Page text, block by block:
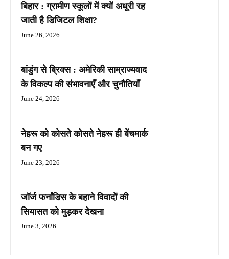
बिहार : ग्रामीण स्कूलों में क्यों अधूरी रह
जाती है डिजिटल शिक्षा?
June 26, 2026
बांडुंग से ब्रिक्स : अमेरिकी साम्राज्यवाद
के विकल्प की संभावनाएँ और चुनौतियाँ
June 24, 2026
नेहरू को कोसते कोसते नेहरू ही बेंचमार्क
बन गए
June 23, 2026
जॉर्ज फर्नांडिस के बहाने विवादों की
सियासत को मुड़कर देखना
June 3, 2026